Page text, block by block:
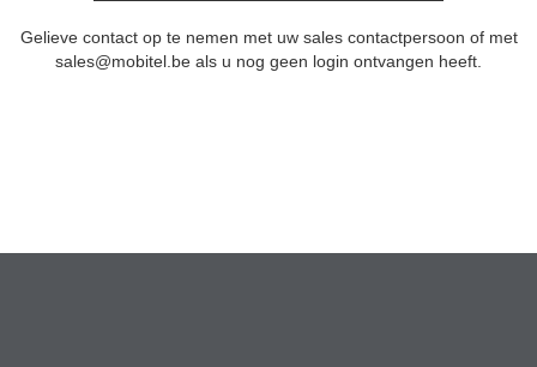
Gelieve contact op te nemen met uw sales contactpersoon of met
sales@mobitel.be als u nog geen login ontvangen heeft.